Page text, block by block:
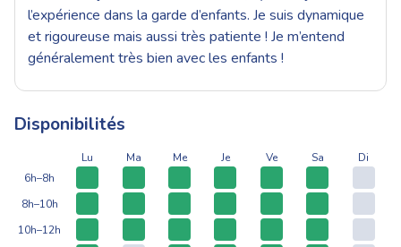
l’expérience dans la garde d’enfants. Je suis dynamique
et rigoureuse mais aussi très patiente ! Je m’entend
généralement très bien avec les enfants !
Disponibilités
Lu Ma Me Je Ve Sa
Di
6h–8h
8h–10h
10h–12h